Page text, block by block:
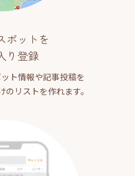
ポットを
り登録
ト情報や記事投稿を
リストを作れます。